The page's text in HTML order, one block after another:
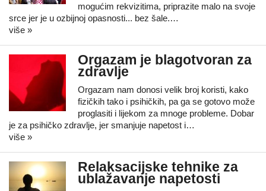
mogućim rekvizitima, priprazite malo na svoje
srce jer je u ozbijnoj opasnosti... bez šale.…
više »
Orgazam je blagotvoran za
zdravlje
Orgazam nam donosi velik broj koristi, kako
fizičkih tako i psihičkih, pa ga se gotovo može
proglasiti i lijekom za mnoge probleme. Dobar
je za psihičko zdravlje, jer smanjuje napetost i…
više »
Relaksacijske tehnike za
ublažavanje napetosti